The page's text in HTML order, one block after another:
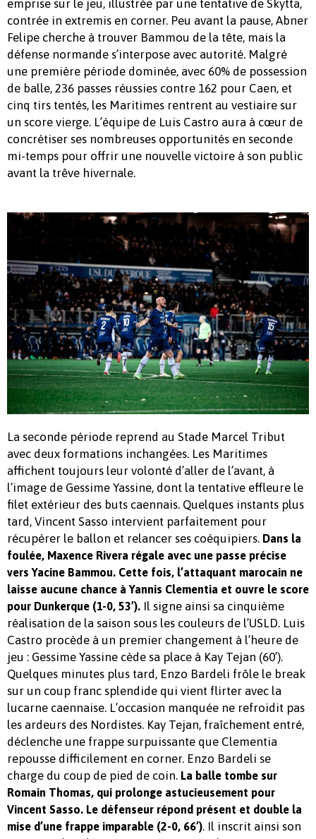
emprise sur le jeu, illustrée par une tentative de Skyttä,
contrée in extremis en corner. Peu avant la pause, Abner
Felipe cherche à trouver Bammou de la tête, mais la
défense normande s’interpose avec autorité. Malgré
une première période dominée, avec 60% de possession
de balle, 236 passes réussies contre 162 pour Caen, et
cinq tirs tentés, les Maritimes rentrent au vestiaire sur
un score vierge. L’équipe de Luis Castro aura à cœur de
concrétiser ses nombreuses opportunités en seconde
mi-temps pour offrir une nouvelle victoire à son public
avant la trêve hivernale.
La seconde période reprend au Stade Marcel Tribut
avec deux formations inchangées. Les Maritimes
affichent toujours leur volonté d’aller de l’avant, à
l’image de Gessime Yassine, dont la tentative effleure le
filet extérieur des buts caennais. Quelques instants plus
tard, Vincent Sasso intervient parfaitement pour
récupérer le ballon et relancer ses coéquipiers. Dans la
foulée, Maxence Rivera régale avec une passe précise
vers Yacine Bammou. Cette fois, l’attaquant marocain ne
laisse aucune chance à Yannis Clementia et ouvre le score
pour Dunkerque (1-0, 53’). Il signe ainsi sa cinquième
réalisation de la saison sous les couleurs de l’USLD. Luis
Castro procède à un premier changement à l’heure de
jeu : Gessime Yassine cède sa place à Kay Tejan (60’).
Quelques minutes plus tard, Enzo Bardeli frôle le break
sur un coup franc splendide qui vient flirter avec la
lucarne caennaise. L’occasion manquée ne refroidit pas
les ardeurs des Nordistes. Kay Tejan, fraîchement entré,
déclenche une frappe surpuissante que Clementia
repousse difficilement en corner. Enzo Bardeli se
charge du coup de pied de coin. La balle tombe sur
Romain Thomas, qui prolonge astucieusement pour
Vincent Sasso. Le défenseur répond présent et double la
mise d’une frappe imparable (2-0, 66’). Il inscrit ainsi son